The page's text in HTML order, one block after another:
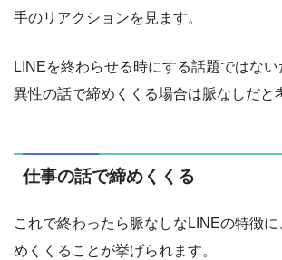
手のリアクションを見ます。
LINEを終わらせる時にする話題ではな
異性の話で締めくくる場合は脈なしだと
仕事の話で締めくくる
これで終わったら脈なしなLINEの特徴
めくくることが挙げられます。